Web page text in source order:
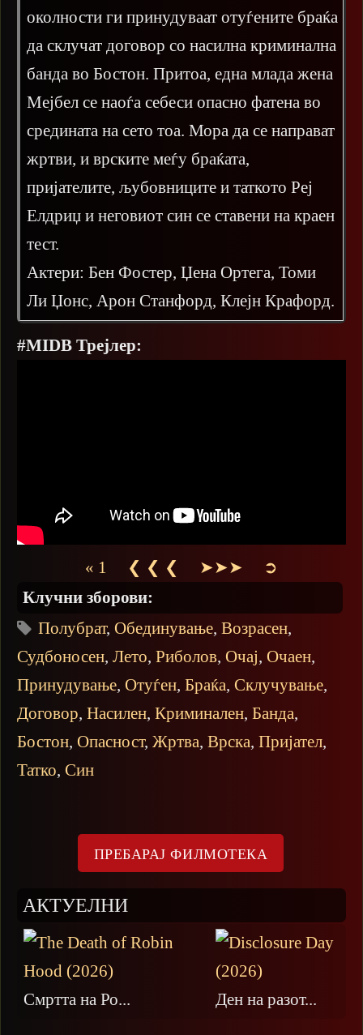
околности ги принудуваат отуѓените браќа
да склучат договор со насилна криминална
банда во Бостон. Притоа, една млада жена
Мејбел се наоѓа себеси опасно фатена во
средината на сето тоа. Мора да се направат
жртви, и врските меѓу браќата,
пријателите, љубовниците и таткото Реј
Елдриџ и неговиот син се ставени на краен
тест.
Актери: Бен Фостер, Џена Ортега, Томи
Ли Џонс, Арон Станфорд, Клејн Крафорд.
#MIDB Трејлер:
« 1 ❮ ❮ ❮ ➤➤➤
➲
Клучни зборови:
Полубрат, Обединување, Возрасен,
Судбоносен, Лето, Риболов, Очај, Очаен,
Принудување, Отуѓен, Браќа, Склучување,
Договор, Насилен, Криминален, Банда,
Бостон, Опасност, Жртва, Врска, Пријател,
Татко, Син
АКТУЕЛНИ
Смртта на Ро... Ден на разот...